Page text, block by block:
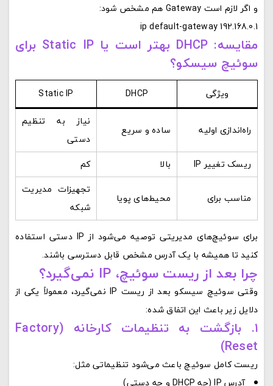
و اگر لازم است Gateway هم مشخص شود:
ip default-gateway 192.168.0.1
مقایسه: DHCP بهتر است یا Static IP برای
سوئیچ سیسکو؟
ویژگی DHCP
Static IP
راه‌اندازی اولیه ساده و سریع
نیاز به تنظیم
دستی
ریسک تغییر IP
بالا کم
مناسب برای محیط‌های پویا
تجهیزات مدیریت
شبکه
برای سوئیچ‌های مدیریتی توصیه می‌شود از IP دستی استفاده
کنید تا همیشه با یک آدرس مشخص قابل دسترسی باشند.
چرا بعد از ریست سوئیچ، IP نمی‌گیرد؟
وقتی سوئیچ سیسکو بعد از ریست IP نمی‌گیرد، معمولاً یکی از
دلایل زیر باعث این اتفاق شده:
۱. بازگشت به تنظیمات کارخانه (Factory
Reset)
ریست کامل سوئیچ باعث می‌شود تنظیماتی مثل:
آدرس IP (چه DHCP و چه دستی)